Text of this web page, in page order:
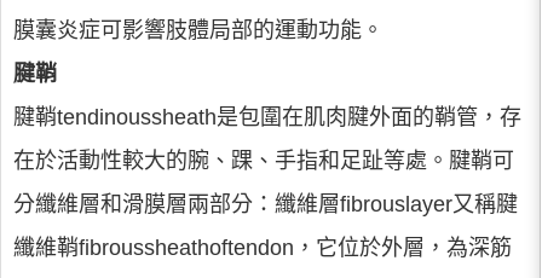
膜囊炎症可影響肢體局部的運動功能。
腱鞘
腱鞘tendinoussheath是包圍在肌肉腱外面的鞘管，存
在於活動性較大的腕、踝、手指和足趾等處。腱鞘可
分纖維層和滑膜層兩部分：纖維層fibrouslayer又稱腱
纖維鞘fibroussheathoftendon，它位於外層，為深筋